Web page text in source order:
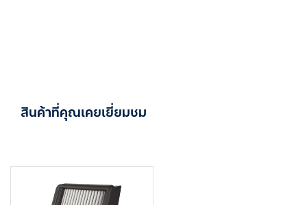
สินค้าที่คุณเคยเยี่ยมชม